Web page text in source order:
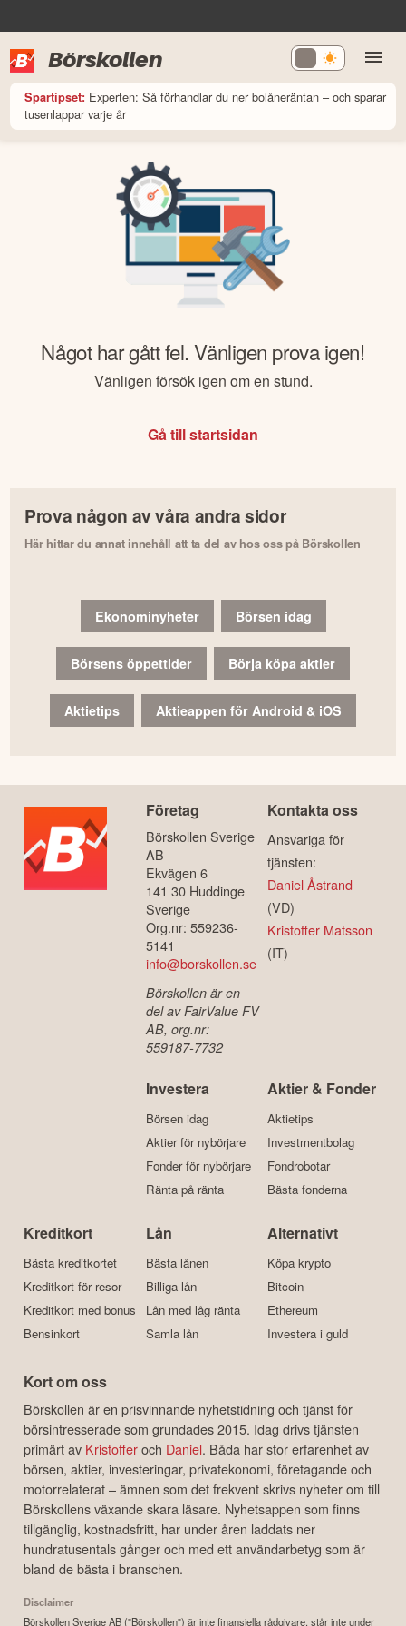
Börskollen
Spartipset: Experten: Så förhandlar du ner bolåneräntan – och sparar
tusenlappar varje år
Något har gått fel. Vänligen prova igen!
Vänligen försök igen om en stund.
Gå till startsidan
Prova någon av våra andra sidor
Här hittar du annat innehåll att ta del av hos oss på Börskollen
Ekonominyheter Börsen idag
Börsens öppettider Börja köpa aktier
Aktietips Aktieappen för Android & iOS
Företag
Börskollen Sverige
AB
Ekvägen 6
141 30 Huddinge
Sverige
Org.nr: 559236-
5141
info@borskollen.se
Börskollen är en
del av FairValue FV
AB, org.nr:
559187-7732
Kontakta oss
Ansvariga för
tjänsten:
Daniel Åstrand
(VD)
Kristoffer Matsson
(IT)
Investera
Börsen idag
Aktier för nybörjare
Fonder för nybörjare
Ränta på ränta
Aktier & Fonder
Aktietips
Investmentbolag
Fondrobotar
Bästa fonderna
Kreditkort
Bästa kreditkortet
Kreditkort för resor
Kreditkort med bonus
Bensinkort
Lån
Bästa lånen
Billiga lån
Lån med låg ränta
Samla lån
Alternativt
Köpa krypto
Bitcoin
Ethereum
Investera i guld
Kort om oss
Börskollen är en prisvinnande nyhetstidning och tjänst för
börsintresserade som grundades 2015. Idag drivs tjänsten
primärt av Kristofferoch Daniel. Båda har stor erfarenhet av
börsen, aktier, investeringar, privatekonomi, företagande och
motorrelaterat – ämnen som det frekvent skrivs nyheter om till
Börskollens växande skara läsare. Nyhetsappen som finns
tillgänglig, kostnadsfritt, har under åren laddats ner
hundratusentals gånger och med ett användarbetyg som är
bland de bästa i branschen.
Disclaimer
Börskollen Sverige AB ("Börskollen") är inte finansiella rådgivare, står inte under